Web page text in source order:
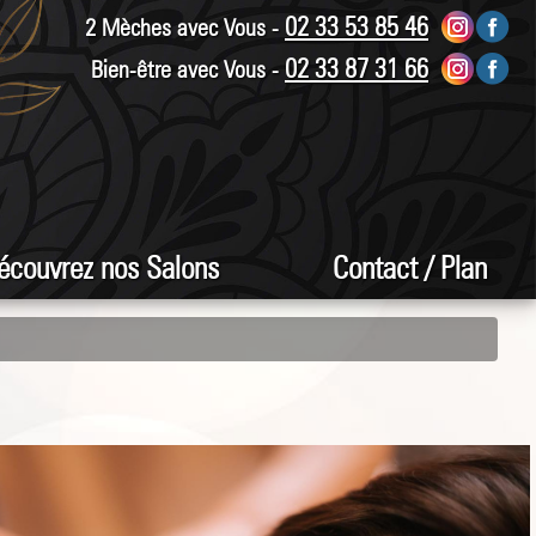
nos Salons Contact / Plan
2 Mèches avec Vous - 02 33 53 85 46
Bien-être avec Vous - 02 33 87 31 66